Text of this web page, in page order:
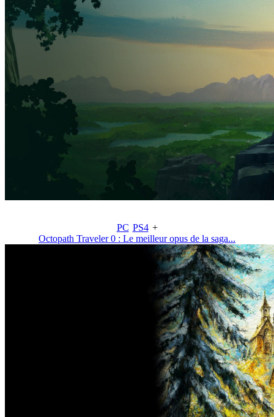
PC PS4 +
Octopath Traveler 0 : Le meilleur opus de la saga...